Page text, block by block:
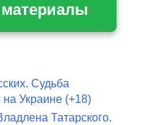
Судьба
Украине (+18)
Татарского.